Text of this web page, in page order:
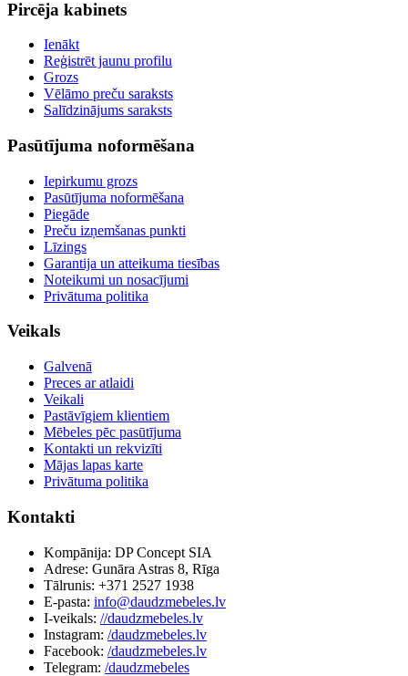
Pircēja kabinets
Ienākt
Reģistrēt jaunu profilu
Grozs
Vēlāmo preču saraksts
Salīdzinājums saraksts
Pasūtījuma noformēšana
Iepirkumu grozs
Pasūtījuma noformēšana
Piegāde
Preču izņemšanas punkti
Līzings
Garantija un atteikuma tiesības
Noteikumi un nosacījumi
Privātuma politika
Veikals
Galvenā
Preces ar atlaidi
Veikali
Pastāvīgiem klientiem
Mēbeles pēc pasūtījuma
Kontakti un rekvizīti
Mājas lapas karte
Privātuma politika
Kontakti
Kompānija: DP Concept SIA
Adrese: Gunāra Astras 8, Rīga
Tālrunis: +371 2527 1938
E-pasta: info@daudzmebeles.lv
I-veikals: //daudzmebeles.lv
Instagram: /daudzmebeles.lv
Facebook: /daudzmebeles.lv
Telegram: /daudzmebeles